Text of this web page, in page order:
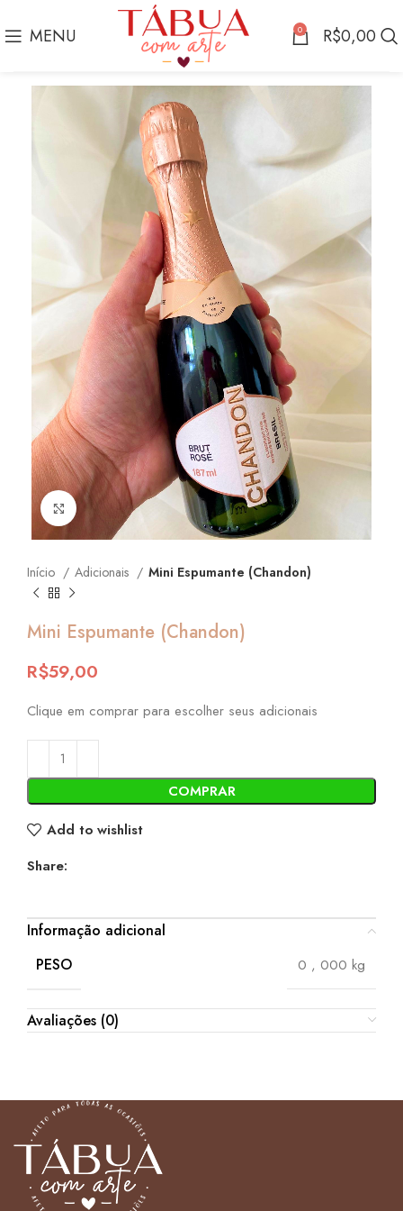
MENU 0 R$0,00
Click to enlarge
Início Adicionais Mini Espumante (Chandon)
Mini Espumante (Chandon)
R$59,00
Clique em comprar para escolher seus adicionais
COMPRAR
Add to wishlist
Share:
Informação adicional
PESO
0 , 000 kg
Avaliações (0)